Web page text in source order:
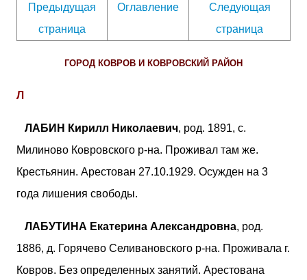
Предыдущая
страница
Оглавление
Следующая
страница
ГОРОД КОВРОВ И КОВРОВСКИЙ РАЙОН
Л
ЛАБИН Кирилл Николаевич, род. 1891, с.
Милиново Ковровского р-на. Проживал там же.
Крестьянин. Арестован 27.10.1929. Осужден на 3
года лишения свободы.
ЛАБУТИНА Екатерина Александровна, род.
1886, д. Горячево Селивановского р-на. Проживала г.
Ковров. Без определенных занятий. Арестована